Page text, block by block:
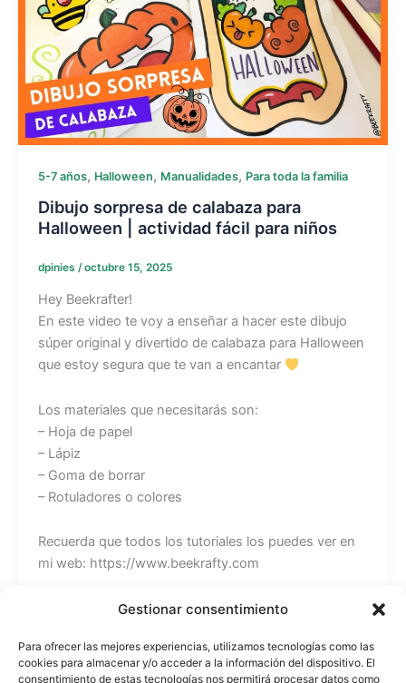
Gestionar consentimiento
Para ofrecer las mejores experiencias, utilizamos tecnologías como las
cookies para almacenar y/o acceder a la información del dispositivo. El
consentimiento de estas tecnologías nos permitirá procesar datos como
5-7 años, Halloween, Manualidades, Para toda la familia
Dibujo sorpresa de calabaza para
Halloween | actividad fácil para niños
dpinies /octubre 15, 2025
Hey Beekrafter!
En este video te voy a enseñar a hacer este dibujo
súper original y divertido de calabaza para Halloween
que estoy segura que te van a encantar
Los materiales que necesitarás son:
– Hoja de papel
– Lápiz
– Goma de borrar
– Rotuladores o colores
Recuerda que todos los tutoriales los puedes ver en
mi web: https://www.beekrafty.com
También puedes encontrarme en:
Facebook: https://www.facebook.com/beekrafty.es/
Twitter: https://twitter.com/beekrafty_es